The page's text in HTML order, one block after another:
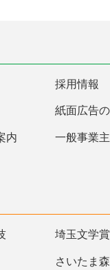
採用情報
紙面広告
内 一般事業
埼玉文学賞
さいたま